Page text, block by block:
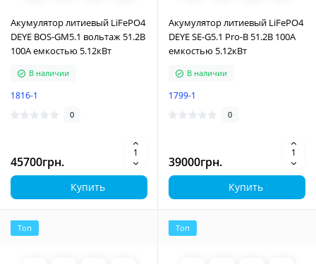
Акумулятор литиевый LiFePO4
DEYE BOS-GM5.1 вольтаж 51.2В
100A емкостью 5.12кВт
В наличии
1816-1
0
45700грн.
Купить
Акумулятор литиевый LiFePO4
DEYE SE-G5.1 Pro-B 51.2В 100A
емкостью 5.12кВт
В наличии
1799-1
0
39000грн.
Купить
Топ Топ